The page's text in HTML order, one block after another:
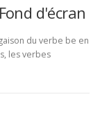
d'écran
du verbe be en
les verbes